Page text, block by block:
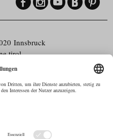
Innsbruck
Barrierefreiheit
Datenschutz